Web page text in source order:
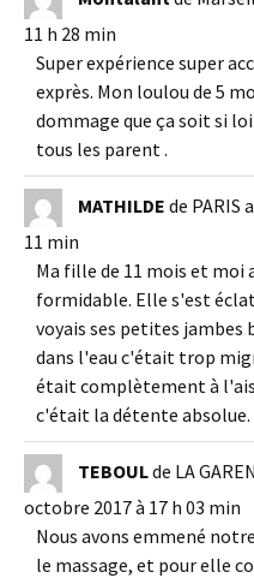
11 h 28 min
Super expérience super
exprès. Mon loulou de 5
dommage que ça soit si
tous les parent .
MATHILDE de PARIS
11 min
Ma fille de 11 mois et moi
formidable. Elle s'est
voyais ses petites jambes
dans l'eau c'était trop
était complètement à
c'était la détente absolue.
TEBOULde LA
octobre 2017à 17 h 03 min
Nous avons emmené
le massage, et pour elle